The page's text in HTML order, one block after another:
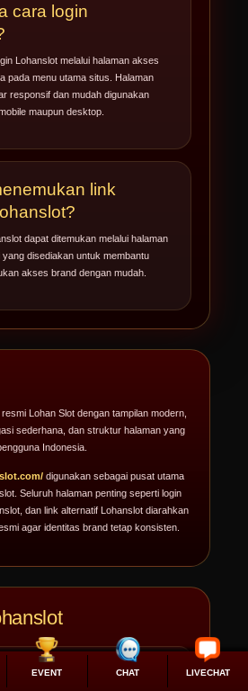
EVENT CHAT LIVECHAT
cara login
Lohanslot melalui halaman akses
pada menu utama situs. Halaman
responsif dan mudah digunakan
maupun desktop.
link
dapat ditemukan melalui halaman
disediakan untuk membantu
akses brand dengan mudah.
Lohan Slot dengan tampilan modern,
sederhana, dan struktur halaman yang
Indonesia.
digunakan sebagai pusat utama
Seluruh halaman penting seperti login
dan link alternatif Lohanslot diarahkan
agar identitas brand tetap konsisten.
Beranda Lohanslot